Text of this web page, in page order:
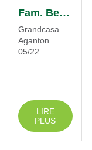
Fam. Beullens
Grandcasa
Aganton
05/22
LIRE
PLUS